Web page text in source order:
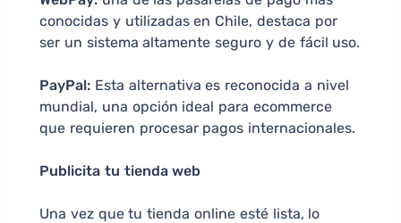
conocidas y utilizadas en Chile, destaca por
ser un sistema altamente seguro y de fácil uso.
PayPal: Esta alternativa es reconocida a nivel
mundial, una opción ideal para ecommerce
que requieren procesar pagos internacionales.
Publicita tu tienda web
Una vez que tu tienda online esté lista, lo